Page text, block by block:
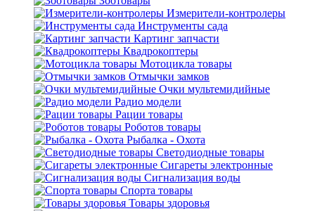
Измерители-контролеры
Инструменты сада
Картинг запчасти
Квадрокоптеры
Мотоцикла товары
Отмычки замков
Очки мультемидийные
Радио модели
Рации товары
Роботов товары
Рыбалка - Охота
Светодиодные товары
Сигареты электронные
Сигнализация воды
Спорта товары
Товары здоровья